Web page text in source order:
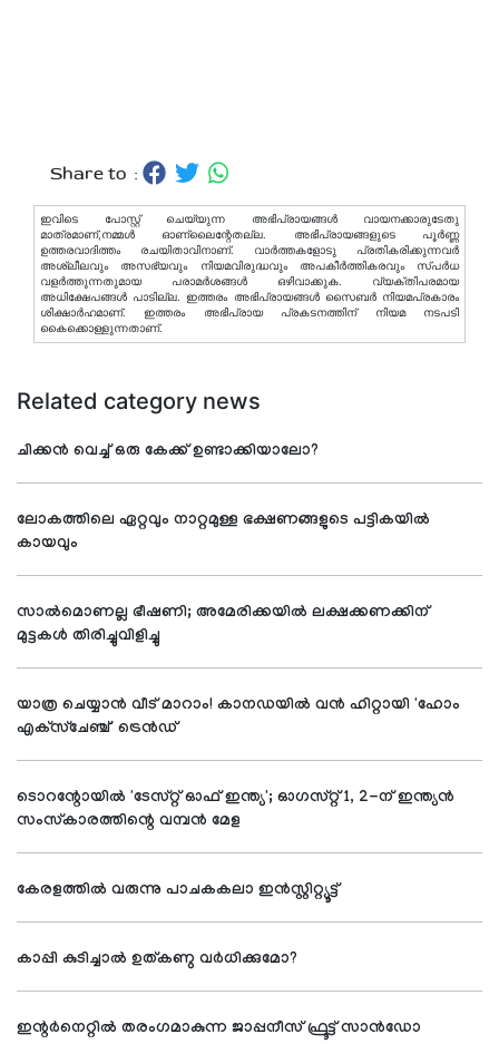
Share to :
ഇവിടെ പോസ്റ്റ് ചെയ്യുന്ന അഭിപ്രായങ്ങള്‍ വായനക്കാരുടേതു
മാത്രമാണ്,നമ്മൾ ഓണ്ലൈന്റേതല്ല. അഭിപ്രായങ്ങളുടെ പൂർണ്ണ
ഉത്തരവാദിത്തം രചയിതാവിനാണ്. വാര്‍ത്തകളോടു പ്രതികരിക്കുന്നവര്‍
അശ്ലീലവും അസഭ്യവും നിയമവിരുദ്ധവും അപകീര്‍ത്തികരവും സ്പര്‍ധ
വളര്‍ത്തുന്നതുമായ പരാമര്‍ശങ്ങള്‍ ഒഴിവാക്കുക. വ്യക്തിപരമായ
അധിക്ഷേപങ്ങള്‍ പാടില്ല. ഇത്തരം അഭിപ്രായങ്ങള്‍ സൈബര്‍ നിയമപ്രകാരം
ശിക്ഷാര്‍ഹമാണ്. ഇത്തരം അഭിപ്രായ പ്രകടനത്തിന് നിയമ നടപടി
കൈക്കൊള്ളുന്നതാണ്.
Related category news
ചിക്കൻ വെച്ച് ഒരു കേക്ക് ഉണ്ടാക്കിയാലോ?
ലോകത്തിലെ ഏറ്റവും നാറ്റമുള്ള ഭക്ഷണങ്ങളുടെ പട്ടികയില്‍
കായവും
സാല്‍മൊണല്ല ഭീഷണി; അമേരിക്കയില്‍ ലക്ഷക്കണക്കിന്
മുട്ടകള്‍ തിരിച്ചുവിളിച്ചു
യാത്ര ചെയ്യാന്‍ വീട് മാറാം! കാനഡയില്‍ വന്‍ ഹിറ്റായി 'ഹോം
എക്‌സ്‌ചേഞ്ച്' ട്രെന്‍ഡ്
ടൊറന്റോയില്‍ 'ടേസ്റ്റ് ഓഫ് ഇന്ത്യ'; ഓഗസ്റ്റ് 1, 2-ന് ഇന്ത്യന്‍
സംസ്‌കാരത്തിന്റെ വമ്പന്‍ മേള
കേരളത്തില്‍ വരുന്നു പാചകകലാ ഇന്‍സ്റ്റിറ്റ്യൂട്ട്
കാപ്പി കുടിച്ചാല്‍ ഉത്കണ്ഠ വര്‍ധിക്കുമോ?
ഇന്റര്‍നെറ്റില്‍ തരംഗമാകുന്ന ജാപ്പനീസ് ഫ്രൂട്ട് സാന്‍ഡോ